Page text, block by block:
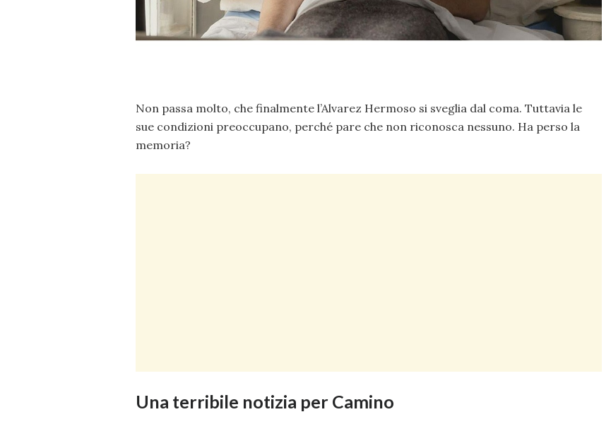
Non passa molto, che finalmente l’Alvarez Hermoso si sveglia dal coma. Tuttavia le
sue condizioni preoccupano, perché pare che non riconosca nessuno. Ha perso la
memoria?
Una terribile notizia per Camino